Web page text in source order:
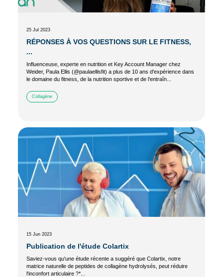
25 Jul 2023
RÉPONSES À VOS QUESTIONS SUR LE FITNESS,
...
Influenceuse, experte en nutrition et Key Account Manager chez
Weider, Paula Ellis (@paulaellisfit) a plus de 10 ans d'expérience dans
le domaine du fitness, de la nutrition sportive et de l'entraîn...
Collagène
15 Jun 2023
Publication de l'étude Colartix
Saviez-vous qu'une étude récente a suggéré que Colartix, notre
matrice naturelle de peptides de collagène hydrolysés, peut réduire
l'inconfort articulaire ?*...